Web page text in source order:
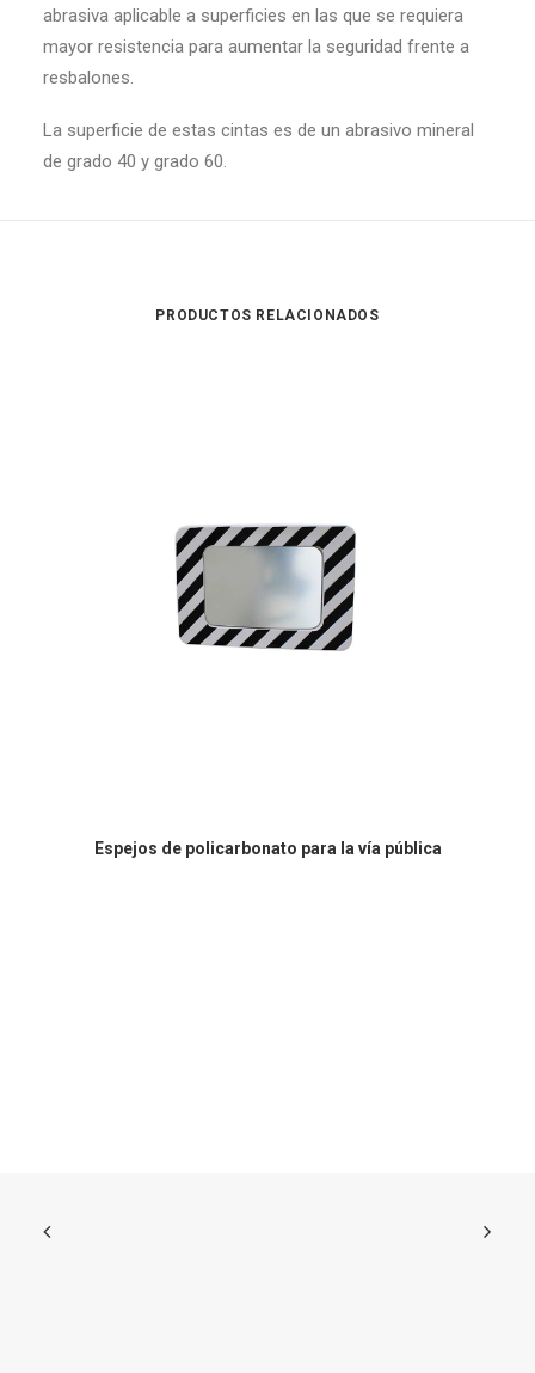
abrasiva aplicable a superficies en las que se requiera
mayor resistencia para aumentar la seguridad frente a
resbalones.
La superficie de estas cintas es de un abrasivo mineral
de grado 40 y grado 60.
PRODUCTOS RELACIONADOS
Espejos de policarbonato para la vía pública